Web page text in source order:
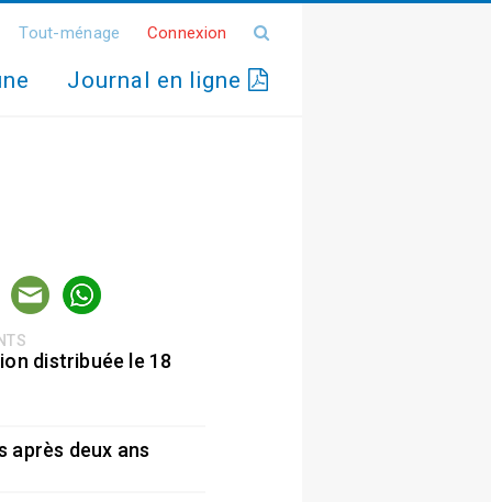
Tout-ménage Connexion
Journal en ligne
distribuée le 18
après deux ans